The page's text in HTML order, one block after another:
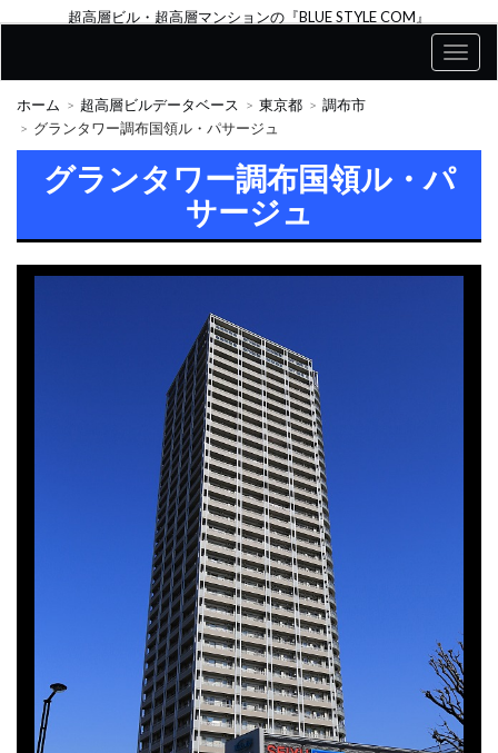
超高層ビル・超高層マンションの『BLUE STYLE COM』
ホーム 超高層ビルデータベース 東京都
調布市
グランタワー調布国領ル・パサージュ
グランタワー調布国領ル・パ
サージュ